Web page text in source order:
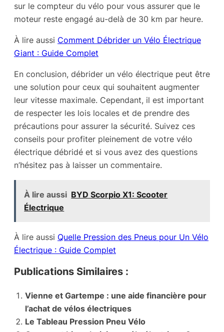
sur le compteur du vélo pour vous assurer que le
moteur reste engagé au-delà de 30 km par heure.
À lire aussi Comment Débrider un Vélo Électrique
Giant : Guide Complet
En conclusion, débrider un vélo électrique peut être
une solution pour ceux qui souhaitent augmenter
leur vitesse maximale. Cependant, il est important
de respecter les lois locales et de prendre des
précautions pour assurer la sécurité. Suivez ces
conseils pour profiter pleinement de votre vélo
électrique débridé et si vous avez des questions
n’hésitez pas à laisser un commentaire.
À lire aussi BYD Scorpio X1: Scooter
Électrique
À lire aussi Quelle Pression des Pneus pour Un Vélo
Électrique : Guide Complet
Publications Similaires :
Vienne et Gartempe : une aide financière pour
l’achat de vélos électriques
Le Tableau Pression Pneu Vélo